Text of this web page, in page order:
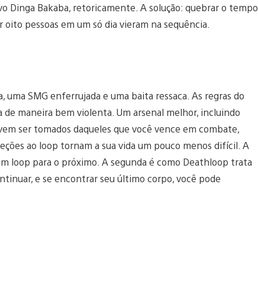
Bakaba, retoricamente. A solução: quebrar o tempo.
pessoas em um só dia vieram na sequência.
SMG enferrujada e uma baita ressaca. As regras do
maneira bem violenta. Um arsenal melhor, incluindo
ser tomados daqueles que você vence em combate,
ao loop tornam a sua vida um pouco menos difícil. A
loop para o próximo. A segunda é como Deathloop trata
e se encontrar seu último corpo, você pode